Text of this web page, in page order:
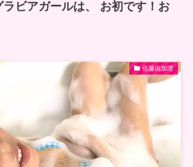
ビアガールは、 お初です！お
佐藤由加理